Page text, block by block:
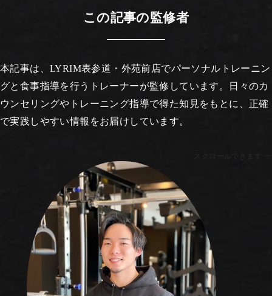
この記事の監修者
本記事は、LYRIM表参道・外苑前店でパーソナルトレーニン
グと食事指導を行うトレーナーが監修しています。日々のカ
ウンセリングやトレーニング指導で得た知見をもとに、正確
で実践しやすい情報をお届けしています。